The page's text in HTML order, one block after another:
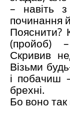
– навіть з
починання
Пояснити?
(пройоб)
Скривив
Візьми
і побачиш
брехні.
Бо воно